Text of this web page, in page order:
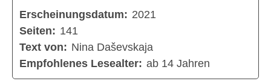
Erscheinungsdatum: 2021
Seiten: 141
Text von: Nina Daševskaja
Empfohlenes Lesealter: ab 14 Jahren